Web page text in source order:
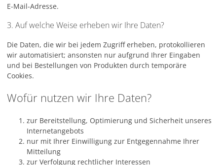
E-Mail-Adresse.
3. Auf welche Weise erheben wir Ihre Daten?
Die Daten, die wir bei jedem Zugriff erheben, protokollieren
wir automatisiert; ansonsten nur aufgrund Ihrer Eingaben
und bei Bestellungen von Produkten durch temporäre
Cookies.
Wofür nutzen wir Ihre Daten?
zur Bereitstellung, Optimierung und Sicherheit unseres
Internetangebots
nur mit Ihrer Einwilligung zur Entgegennahme Ihrer
Mitteilung
zur Verfolgung rechtlicher Interessen